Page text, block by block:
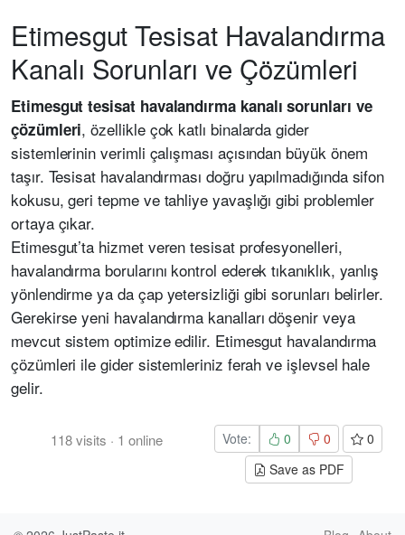
Etimesgut Tesisat Havalandırma
Kanalı Sorunları ve Çözümleri
Etimesgut tesisat havalandırma kanalı sorunları ve
çözümleri, özellikle çok katlı binalarda gider
sistemlerinin verimli çalışması açısından büyük önem
taşır. Tesisat havalandırması doğru yapılmadığında sifon
kokusu, geri tepme ve tahliye yavaşlığı gibi problemler
ortaya çıkar.
Etimesgut’ta hizmet veren tesisat profesyonelleri,
havalandırma borularını kontrol ederek tıkanıklık, yanlış
yönlendirme ya da çap yetersizliği gibi sorunları belirler.
Gerekirse yeni havalandırma kanalları döşenir veya
mevcut sistem optimize edilir. Etimesgut havalandırma
çözümleri ile gider sistemleriniz ferah ve işlevsel hale
gelir.
118visits · 1 online Vote: 0 0
0
Save as PDF